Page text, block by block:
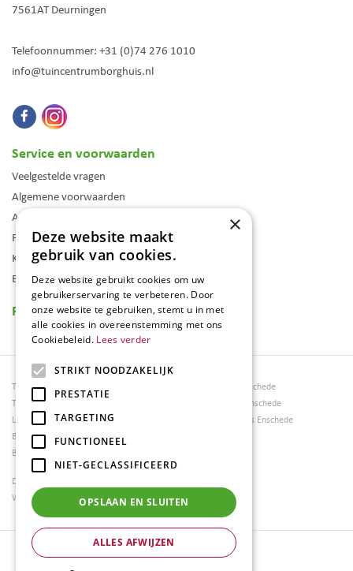
7561AT Deurningen
Telefoonnummer: +31 (0)74 276 1010
info@tuincentrumborghuis.nl
Service en voorwaarden
Veelgestelde vragen
Algemene voorwaarden
Assortiment
Folder
Klantenkaart
Blog
Reviews
Tuincentrum Borghuis
Tuinmeubels
Loungesets
Bloemen
Barbecues
Tuinmeubels Enschede
Tuinmeubelen Enschede
Woonaccessoires Enschede
Dierenwinkel Enschede
Weber bbq kopen Hengelo
×
Deze website maakt
gebruik van cookies.
Deze website gebruikt cookies om uw
gebruikerservaring te verbeteren. Door
onze website te gebruiken, stemt u in met
alle cookies in overeenstemming met ons
Cookiebeleid. Lees verder
STRIKT NOODZAKELIJK
PRESTATIE
TARGETING
FUNCTIONEEL
NIET-GECLASSIFICEERD
OPSLAAN EN SLUITEN
ALLES AFWIJZEN